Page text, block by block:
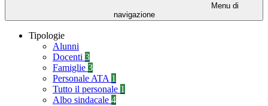
Menu di
navigazione
Tipologie
Alunni
Docenti 3
Famiglie 3
Personale ATA 1
Tutto il personale 1
Albo sindacale 4